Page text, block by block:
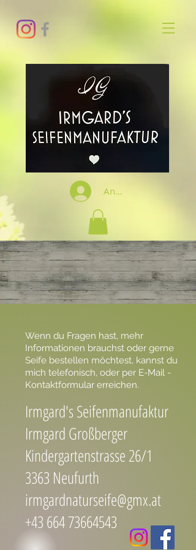
Anmelden
Wenn du Fragen hast, mehr
Informationen brauchst oder gerne
Seife bestellen möchtest, kannst du
mich telefonisch, oder per E-Mail -
Kontaktformular erreichen.
Irmgard's Seifenmanufaktur
Irmgard Großberger
Kindergartenstrasse 26/1
3363 Neufurth
irmgardnaturseife@gmx.at
+43 664 73664543